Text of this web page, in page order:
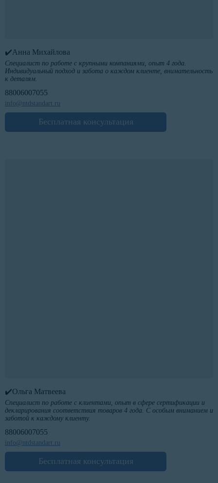
✔️Анна Михайлова
Специалист по работе с крупными компаниями, опыт 4 года.
Индивидуальный подход и забота о каждом клиенте, внимательность
к деталям.
88006007055
info@ntdstandart.ru
Бесплатная консультация
✔️Ольга Матвеева
Специалист по работе с клиентами, опыт в сфере сертификации и
декларирования соответствия товаров 4 года. С особым вниманием и
заботой к каждому клиенту.
88006007055
info@ntdstandart.ru
Бесплатная консультация